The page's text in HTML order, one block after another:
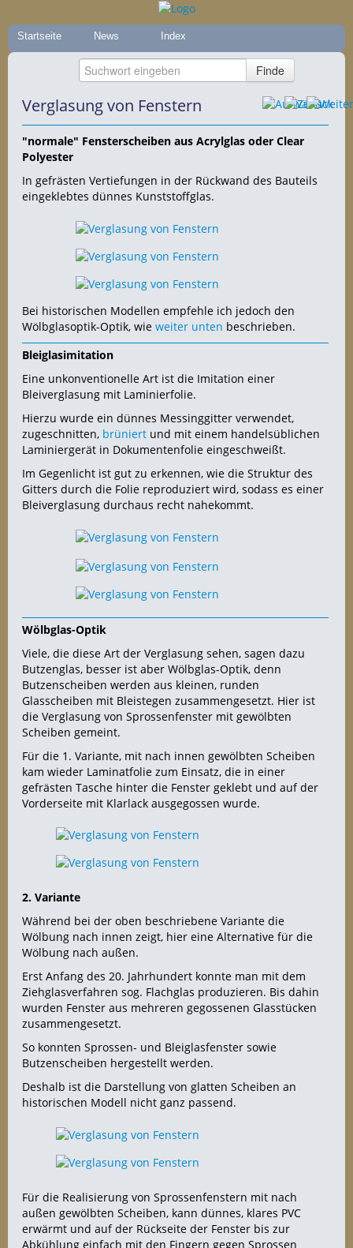
Startseite News Index
Verglasung von Fenstern
"normale" Fensterscheiben aus Acrylglas oder Clear
Polyester
In gefrästen Vertiefungen in der Rückwand des Bauteils
eingeklebtes dünnes Kunststoffglas.
Bei historischen Modellen empfehle ich jedoch den
Wölbglasoptik-Optik, wie weiter unten beschrieben.
Bleiglasimitation
Eine unkonventionelle Art ist die Imitation einer
Bleiverglasung mit Laminierfolie.
Hierzu wurde ein dünnes Messinggitter verwendet,
zugeschnitten, brüniert und mit einem handelsüblichen
Laminiergerät in Dokumentenfolie eingeschweißt.
Im Gegenlicht ist gut zu erkennen, wie die Struktur des
Gitters durch die Folie reproduziert wird, sodass es einer
Bleiverglasung durchaus recht nahekommt.
Wölbglas-Optik
Viele, die diese Art der Verglasung sehen, sagen dazu
Butzenglas, besser ist aber Wölbglas-Optik, denn
Butzenscheiben werden aus kleinen, runden
Glasscheiben mit Bleistegen zusammengesetzt. Hier ist
die Verglasung von Sprossenfenster mit gewölbten
Scheiben gemeint.
Für die 1. Variante, mit nach innen gewölbten Scheiben
kam wieder Laminatfolie zum Einsatz, die in einer
gefrästen Tasche hinter die Fenster geklebt und auf der
Vorderseite mit Klarlack ausgegossen wurde.
2. Variante
Während bei der oben beschriebene Variante die
Wölbung nach innen zeigt, hier eine Alternative für die
Wölbung nach außen.
Erst Anfang des 20. Jahrhundert konnte man mit dem
Ziehglasverfahren sog. Flachglas produzieren. Bis dahin
wurden Fenster aus mehreren gegossenen Glasstücken
zusammengesetzt.
So konnten Sprossen- und Bleiglasfenster sowie
Butzenscheiben hergestellt werden.
Deshalb ist die Darstellung von glatten Scheiben an
historischen Modell nicht ganz passend.
Für die Realisierung von Sprossenfenstern mit nach
außen gewölbten Scheiben, kann dünnes, klares PVC
erwärmt und auf der Rückseite der Fenster bis zur
Abkühlung einfach mit den Fingern gegen Sprossen